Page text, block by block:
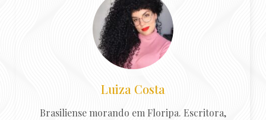
Luiza Costa
Brasiliense morando em Floripa. Escritora,